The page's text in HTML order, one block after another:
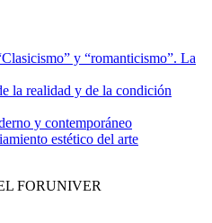
y “romanticismo”. La
la realidad y de la condición
y contemporáneo
estético del arte
FORUNIVER